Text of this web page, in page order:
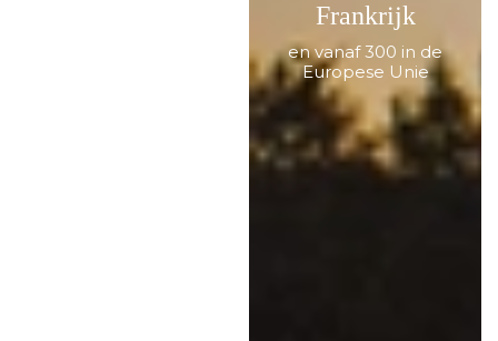
Frankrijk
en vanaf 300 in de
Europese Unie